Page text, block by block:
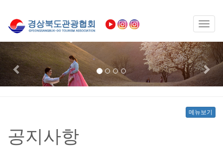
Previous
메뉴보기
공지사항